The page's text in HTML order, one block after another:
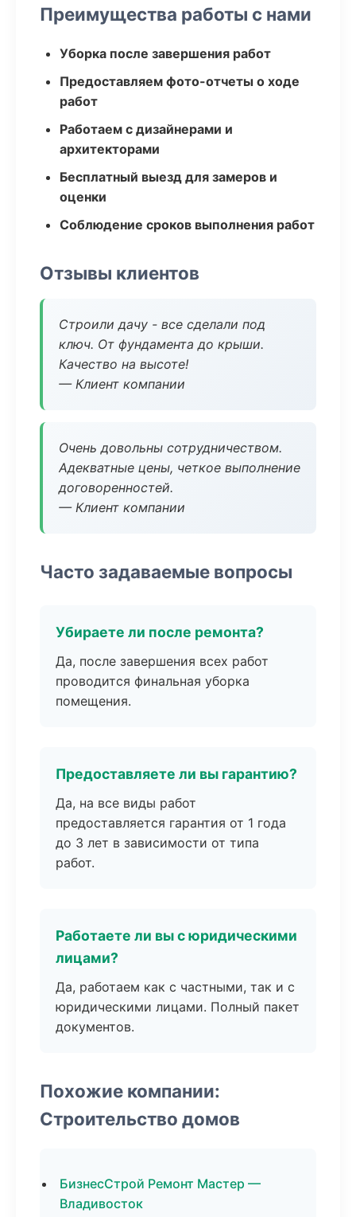
Преимущества работы с нами
Уборка после завершения работ
Предоставляем фото-отчеты о ходе
работ
Работаем с дизайнерами и
архитекторами
Бесплатный выезд для замеров и
оценки
Соблюдение сроков выполнения работ
Отзывы клиентов
Строили дачу - все сделали под
ключ. От фундамента до крыши.
Качество на высоте!
— Клиент компании
Очень довольны сотрудничеством.
Адекватные цены, четкое выполнение
договоренностей.
— Клиент компании
Часто задаваемые вопросы
Убираете ли после ремонта?
Да, после завершения всех работ
проводится финальная уборка
помещения.
Предоставляете ли вы гарантию?
Да, на все виды работ
предоставляется гарантия от 1 года
до 3 лет в зависимости от типа
работ.
Работаете ли вы с юридическими
лицами?
Да, работаем как с частными, так и с
юридическими лицами. Полный пакет
документов.
Похожие компании:
Строительство домов
БизнесСтрой Ремонт Мастер —
Владивосток